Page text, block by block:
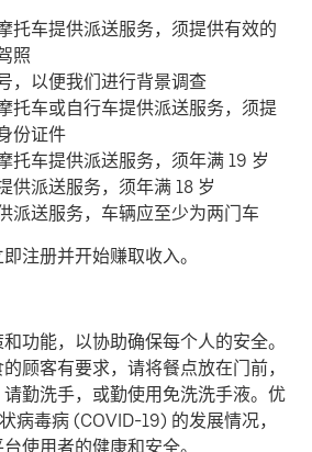
托车提供派送服务，须提供有效的
照
，以便我们进行背景调查
托车或自行车提供派送服务，须提
份证件
托车提供派送服务，须年满 19 岁
供派送服务，须年满 18 岁
派送服务，车辆应至少为两门车
注册并开始赚取收入。
功能，以协助确保每个人的安全。
顾客有要求，请将餐点放在门前，
勤洗手，或勤使用免洗洗手液。优
病毒病 (COVID-19) 的发展情况，
使用者的健康和安全。